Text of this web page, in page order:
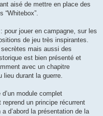
aisé de mettre en place des
“Whitebox”.
pour jouer en campagne, sur les
de jeu très inspirantes.
mais aussi des
est bien présenté et
avec un chapitre
lieu durant la guerre.
module complet
reprend un principe récurrent
d’abord la présentation de la